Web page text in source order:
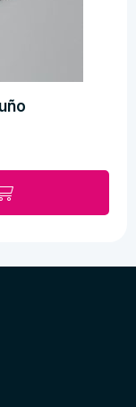
€.